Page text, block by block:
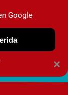
×
Google